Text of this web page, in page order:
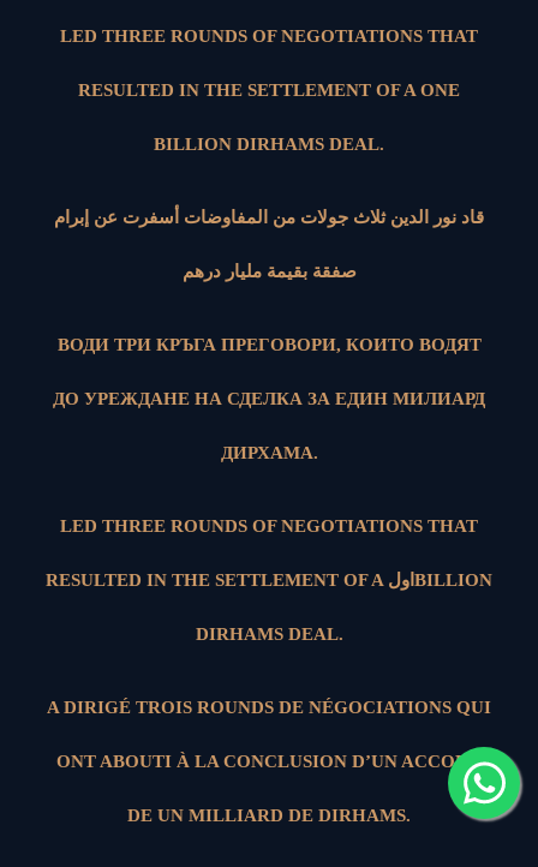
LED THREE ROUNDS OF NEGOTIATIONS THAT
RESULTED IN THE SETTLEMENT OF A ONE
BILLION DIRHAMS DEAL.
قاد نور الدين ثلاث جولات من المفاوضات أسفرت عن إبرام
صفقة بقيمة مليار درهم
ВОДИ ТРИ КРЪГА ПРЕГОВОРИ, КОИТО ВОДЯТ
ДО УРЕЖДАНЕ НА СДЕЛКА ЗА ЕДИН МИЛИАРД
ДИРХАМА.
LED THREE ROUNDS OF NEGOTIATIONS THAT
RESULTED IN THE SETTLEMENT OF A اولBILLION
DIRHAMS DEAL.
A DIRIGÉ TROIS ROUNDS DE NÉGOCIATIONS QUI
ONT ABOUTI À LA CONCLUSION D’UN ACCORD
DE UN MILLIARD DE DIRHAMS.